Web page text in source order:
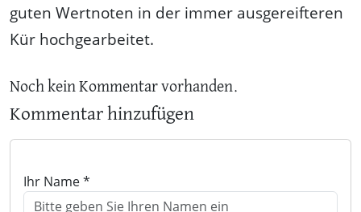
guten Wertnoten in der immer ausgereifteren
Kür hochgearbeitet.
Noch kein Kommentar vorhanden.
Kommentar hinzufügen
Ihr Name *